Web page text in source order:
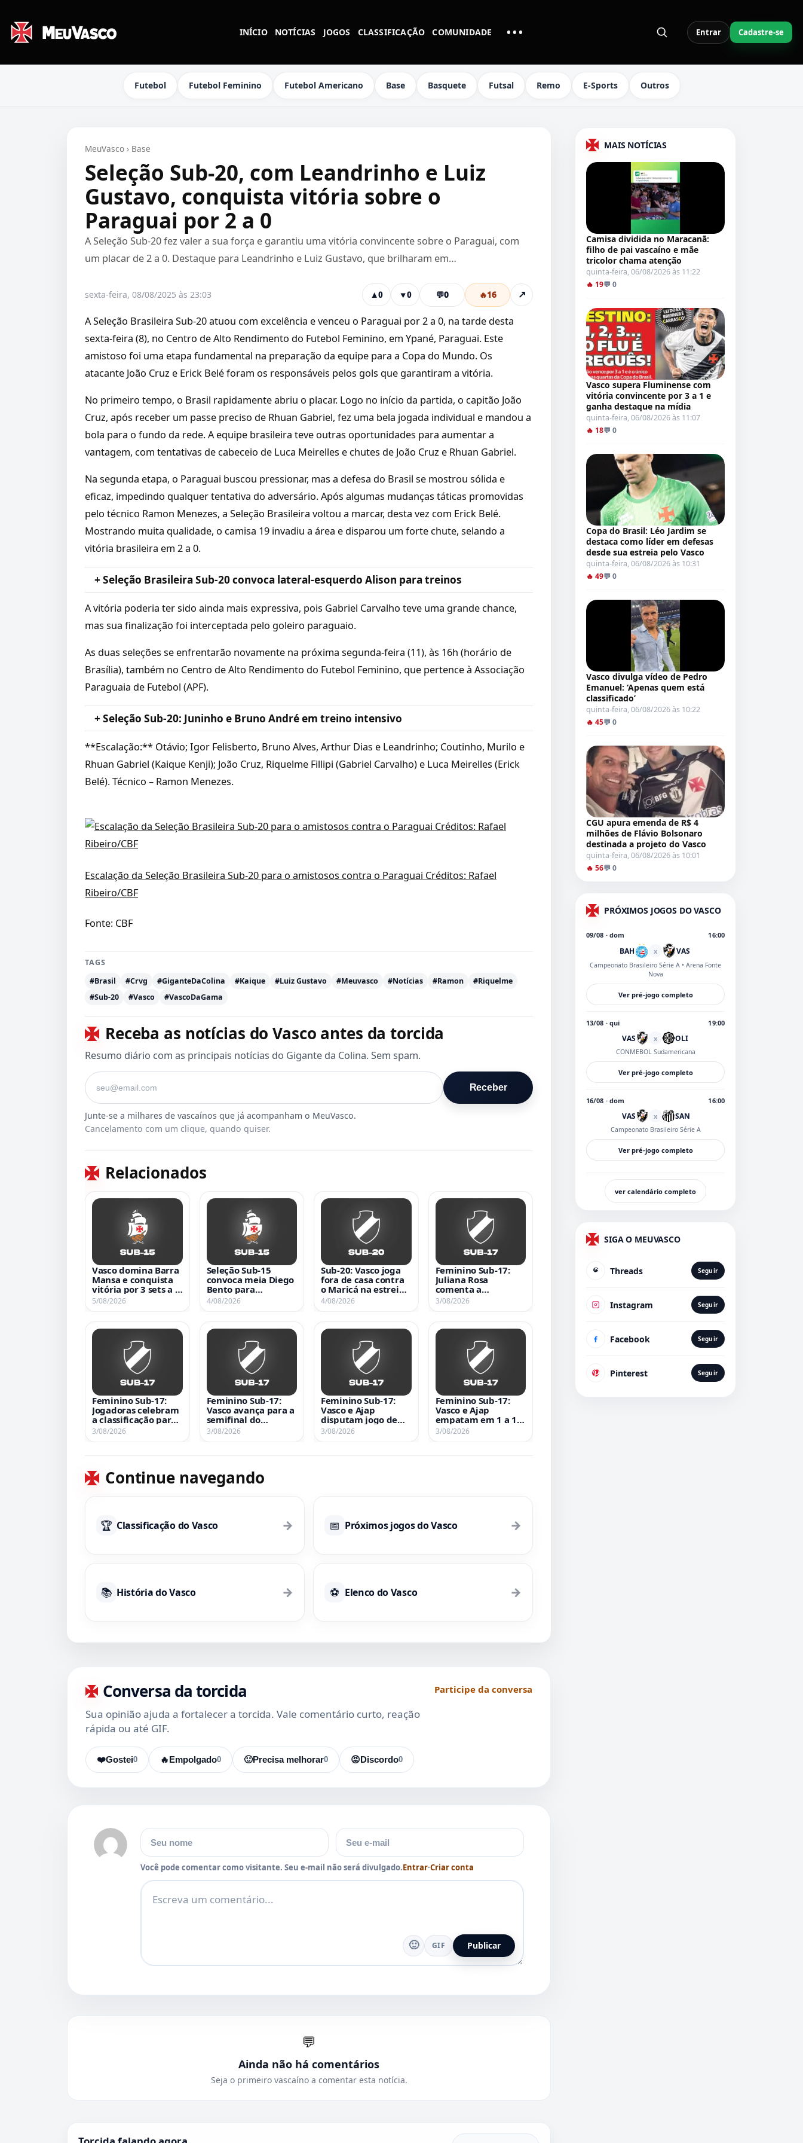
INÍCIO NOTÍCIAS JOGOS CLASSIFICAÇÃO COMUNIDADE •••MAIS LINKS DO MENU Entrar Cadastre-se
Futebol Futebol Feminino Futebol Americano Base Basquete Futsal Remo E-Sports Outros
MeuVasco › Base
Seleção Sub-20, com Leandrinho e Luiz
Gustavo, conquista vitória sobre o
Paraguai por 2 a 0
A Seleção Sub-20 fez valer a sua força e garantiu uma vitória convincente sobre o Paraguai, com
um placar de 2 a 0. Destaque para Leandrinho e Luiz Gustavo, que brilharam em…
sexta-feira, 08/08/2025 às 23:03 ▲0 ▼0 💬0 🔥16 ↗
A Seleção Brasileira Sub-20 atuou com excelência e venceu o Paraguai por 2 a 0, na tarde desta
sexta-feira (8), no Centro de Alto Rendimento do Futebol Feminino, em Ypané, Paraguai. Este
amistoso foi uma etapa fundamental na preparação da equipe para a Copa do Mundo. Os
atacante João Cruz e Erick Belé foram os responsáveis pelos gols que garantiram a vitória.
No primeiro tempo, o Brasil rapidamente abriu o placar. Logo no início da partida, o capitão João
Cruz, após receber um passe preciso de Rhuan Gabriel, fez uma bela jogada individual e mandou a
bola para o fundo da rede. A equipe brasileira teve outras oportunidades para aumentar a
vantagem, com tentativas de cabeceio de Luca Meirelles e chutes de João Cruz e Rhuan Gabriel.
Na segunda etapa, o Paraguai buscou pressionar, mas a defesa do Brasil se mostrou sólida e
eficaz, impedindo qualquer tentativa do adversário. Após algumas mudanças táticas promovidas
pelo técnico Ramon Menezes, a Seleção Brasileira voltou a marcar, desta vez com Erick Belé.
Mostrando muita qualidade, o camisa 19 invadiu a área e disparou um forte chute, selando a
vitória brasileira em 2 a 0.
+ Seleção Brasileira Sub-20 convoca lateral-esquerdo Alison para treinos
A vitória poderia ter sido ainda mais expressiva, pois Gabriel Carvalho teve uma grande chance,
mas sua finalização foi interceptada pelo goleiro paraguaio.
As duas seleções se enfrentarão novamente na próxima segunda-feira (11), às 16h (horário de
Brasília), também no Centro de Alto Rendimento do Futebol Feminino, que pertence à Associação
Paraguaia de Futebol (APF).
+ Seleção Sub-20: Juninho e Bruno André em treino intensivo
**Escalação:** Otávio; Igor Felisberto, Bruno Alves, Arthur Dias e Leandrinho; Coutinho, Murilo e
Rhuan Gabriel (Kaique Kenji); João Cruz, Riquelme Fillipi (Gabriel Carvalho) e Luca Meirelles (Erick
Belé). Técnico – Ramon Menezes.
Escalação da Seleção Brasileira Sub-20 para o amistosos contra o Paraguai Créditos: Rafael
Ribeiro/CBF
Fonte: CBF
TAGS
#Brasil
#Crvg #GiganteDaColina #Kaique #Luiz Gustavo #Meuvasco #Notícias #Ramon
#Riquelme
#Sub-20
#Vasco #VascoDaGama
Receba as notícias do Vasco antes da torcida
Resumo diário com as principais notícias do Gigante da Colina. Sem spam.
Seu e-mail
Receber
Cancelamento com um clique, quando quiser.
Relacionados
Vasco domina Barra
Mansa e conquista
vitória por 3 sets a 0
no Estadual Sub-15
5/08/2026
Seleção Sub-15
convoca meia Diego
Bento para
amistosos contra o
4/08/2026
Sub-20: Vasco joga
fora de casa contra
o Maricá na estreia
da Taça Guanabara
4/08/2026
Feminino Sub-17:
Juliana Rosa
comenta a
classificação para a
3/08/2026
Feminino Sub-17:
Jogadoras celebram
a classificação para
as semifinais do
3/08/2026
Feminino Sub-17:
Vasco avança para a
semifinal do
Brasileiro após
3/08/2026
Feminino Sub-17:
Vasco e Ajap
disputam jogo de
volta das quartas de
3/08/2026
Feminino Sub-17:
Vasco e Ajap
empatam em 1 a 1
no Nivaldo Pereira;
3/08/2026
Continue navegando
🏆 Classificação do Vasco → 📅 Próximos jogos do Vasco →
📚 História do Vasco → ⚽ Elenco do Vasco →
Conversa da torcida
Sua opinião ajuda a fortalecer a torcida. Vale comentário curto, reação
rápida ou até GIF.
Participe da conversa
❤️ 0
Gostei 🔥 0
Empolgado 🙂 0
Precisa melhorar 😡 0
Discordo
Nome E-mail
Você pode comentar como visitante. Seu e-mail não será divulgado.Entrar·Criar conta
Comentário
🙂 GIF Publicar
💬
Ainda não há comentários
Seja o primeiro vascaíno a comentar esta notícia.
MAIS NOTÍCIAS
Camisa dividida no Maracanã:
filho de pai vascaíno e mãe
tricolor chama atenção
quinta-feira, 06/08/2026 às 11:22
🔥 19💬 0
Vasco supera Fluminense com
vitória convincente por 3 a 1 e
ganha destaque na mídia
quinta-feira, 06/08/2026 às 11:07
🔥 18💬 0
Copa do Brasil: Léo Jardim se
destaca como líder em defesas
desde sua estreia pelo Vasco
quinta-feira, 06/08/2026 às 10:31
🔥 49💬 0
Vasco divulga vídeo de Pedro
Emanuel: ‘Apenas quem está
classificado’
quinta-feira, 06/08/2026 às 10:22
🔥 45💬 0
CGU apura emenda de R$ 4
milhões de Flávio Bolsonaro
destinada a projeto do Vasco
quinta-feira, 06/08/2026 às 10:01
🔥 56💬 0
PRÓXIMOS JOGOS DO VASCO
09/08 · dom 16:00
BAH x VAS
Campeonato Brasileiro Série A • Arena Fonte
Nova
Ver pré-jogo completo
13/08 · qui 19:00
VAS x OLI
CONMEBOL Sudamericana
Ver pré-jogo completo
16/08 · dom 16:00
VAS x SAN
Campeonato Brasileiro Série A
Ver pré-jogo completo
ver calendário completo
SIGA O MEUVASCO
Threads Seguir
Instagram Seguir
Facebook Seguir
Pinterest Seguir